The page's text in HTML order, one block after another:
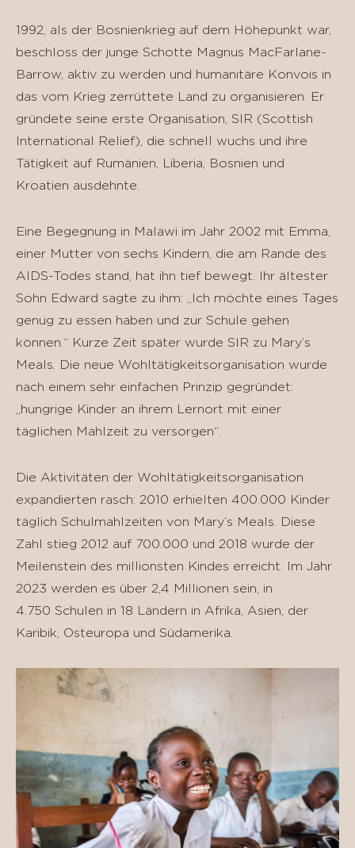
1992, als der Bosnienkrieg auf dem Höhepunkt war,
beschloss der junge Schotte Magnus MacFarlane-
Barrow, aktiv zu werden und humanitäre Konvois in
das vom Krieg zerrüttete Land zu organisieren. Er
gründete seine erste Organisation, SIR (Scottish
International Relief), die schnell wuchs und ihre
Tätigkeit auf Rumänien, Liberia, Bosnien und
Kroatien ausdehnte.
Eine Begegnung in Malawi im Jahr 2002 mit Emma,
einer Mutter von sechs Kindern, die am Rande des
AIDS-Todes stand, hat ihn tief bewegt. Ihr ältester
Sohn Edward sagte zu ihm: „Ich möchte eines Tages
genug zu essen haben und zur Schule gehen
können.“ Kurze Zeit später wurde SIR zu Mary’s
Meals. Die neue Wohltätigkeitsorganisation wurde
nach einem sehr einfachen Prinzip gegründet:
„hungrige Kinder an ihrem Lernort mit einer
täglichen Mahlzeit zu versorgen“.
Die Aktivitäten der Wohltätigkeitsorganisation
expandierten rasch: 2010 erhielten 400.000 Kinder
täglich Schulmahlzeiten von Mary’s Meals. Diese
Zahl stieg 2012 auf 700.000 und 2018 wurde der
Meilenstein des millionsten Kindes erreicht. Im Jahr
2023 werden es über 2,4 Millionen sein, in
4.750 Schulen in 18 Ländern in Afrika, Asien, der
Karibik, Osteuropa und Südamerika.